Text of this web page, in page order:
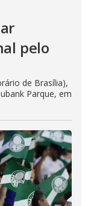
pelo
de Brasília),
Parque, em